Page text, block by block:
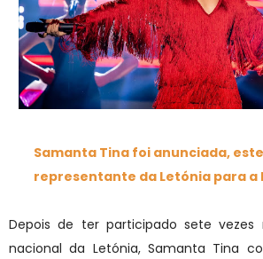
Samanta Tina foi anunciada,
representante da Letónia para a
Depois de ter participado sete vezes
nacional da Letónia, Samanta Tina